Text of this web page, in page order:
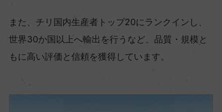
また、チリ国内生産者トップ20にランクインし、
世界30か国以上へ輸出を行うなど、品質・規模と
もに高い評価と信頼を獲得しています。